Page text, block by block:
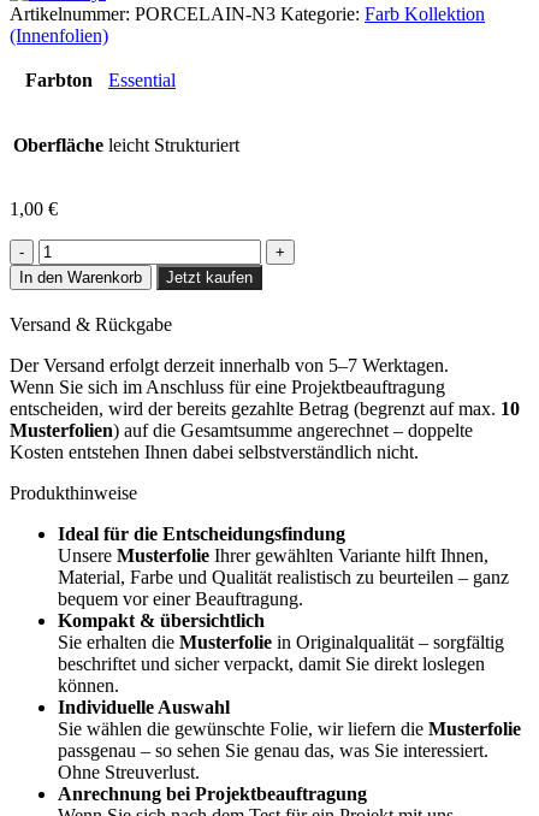
Artikelnummer: PORCELAIN-N3 Kategorie: Farb Kollektion
(Innenfolien)
Farbton Essential
Oberfläche leicht Strukturiert
1,00 €
Porcelain
-
N3
Menge
In den Warenkorb Jetzt kaufen
Versand & Rückgabe
Der Versand erfolgt derzeit innerhalb von 5–7 Werktagen.
Wenn Sie sich im Anschluss für eine Projektbeauftragung
entscheiden, wird der bereits gezahlte Betrag (begrenzt auf max. 10
Musterfolien) auf die Gesamtsumme angerechnet – doppelte
Kosten entstehen Ihnen dabei selbstverständlich nicht.
Produkthinweise
Ideal für die Entscheidungsfindung
Unsere Musterfolie Ihrer gewählten Variante hilft Ihnen,
Material, Farbe und Qualität realistisch zu beurteilen – ganz
bequem vor einer Beauftragung.
Kompakt & übersichtlich
Sie erhalten die Musterfolie in Originalqualität – sorgfältig
beschriftet und sicher verpackt, damit Sie direkt loslegen
können.
Individuelle Auswahl
Sie wählen die gewünschte Folie, wir liefern die Musterfolie
passgenau – so sehen Sie genau das, was Sie interessiert.
Ohne Streuverlust.
Anrechnung bei Projektbeauftragung